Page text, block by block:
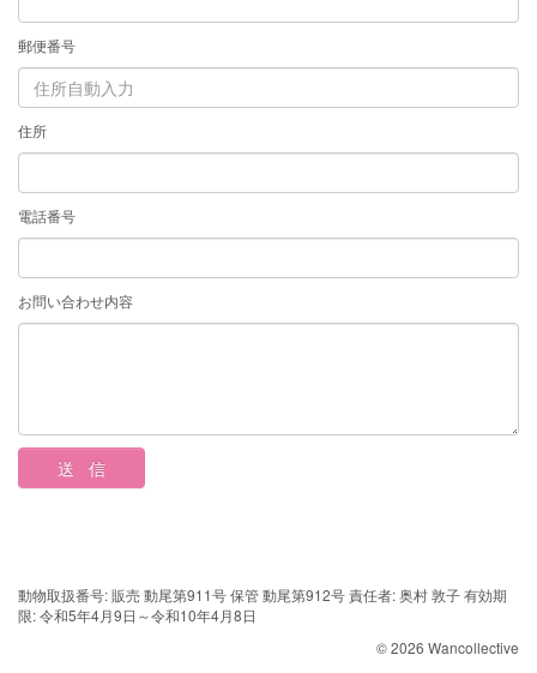
郵便番号
住所
電話番号
お問い合わせ内容
動物取扱番号: 販売 動尾第911号 保管 動尾第912号 責任者: 奥村 敦子 有効期
限: 令和5年4月9日～令和10年4月8日
© 2026 Wancollective